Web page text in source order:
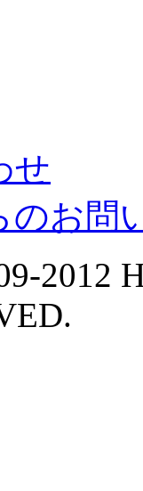
せ
のお問
2012